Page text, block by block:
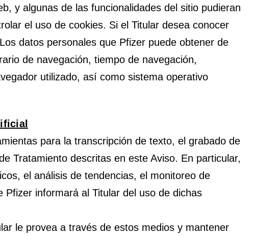
y algunas de las funcionalidades del sitio pudieran
el uso de cookies. Si el Titular desea conocer
datos personales que Pfizer puede obtener de
de navegación, tiempo de navegación,
utilizado, así como sistema operativo
para la transcripción de texto, el grabado de
Tratamiento descritas en este Aviso. En particular,
el análisis de tendencias, el monitoreo de
informará al Titular del uso de dichas
le provea a través de estos medios y mantener